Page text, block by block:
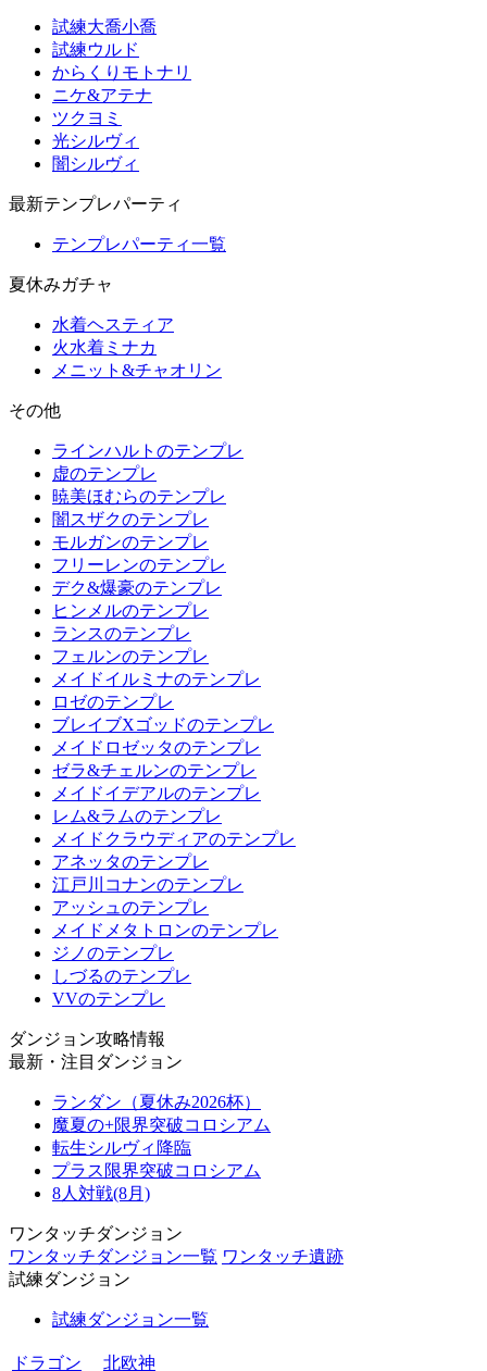
試練大喬小喬
試練ウルド
からくりモトナリ
ニケ&アテナ
ツクヨミ
光シルヴィ
闇シルヴィ
最新テンプレパーティ
テンプレパーティ一覧
夏休みガチャ
水着ヘスティア
火水着ミナカ
メニット&チャオリン
その他
ラインハルトのテンプレ
虚のテンプレ
暁美ほむらのテンプレ
闇スザクのテンプレ
モルガンのテンプレ
フリーレンのテンプレ
デク&爆豪のテンプレ
ヒンメルのテンプレ
ランスのテンプレ
フェルンのテンプレ
メイドイルミナのテンプレ
ロゼのテンプレ
ブレイブXゴッドのテンプレ
メイドロゼッタのテンプレ
ゼラ&チェルンのテンプレ
メイドイデアルのテンプレ
レム&ラムのテンプレ
メイドクラウディアのテンプレ
アネッタのテンプレ
江戸川コナンのテンプレ
アッシュのテンプレ
メイドメタトロンのテンプレ
ジノのテンプレ
しづるのテンプレ
VVのテンプレ
ダンジョン攻略情報
最新・注目ダンジョン
ランダン（夏休み2026杯）
魔夏の+限界突破コロシアム
転生シルヴィ降臨
プラス限界突破コロシアム
8人対戦(8月)
ワンタッチダンジョン
ワンタッチダンジョン一覧 ワンタッチ遺跡
試練ダンジョン
試練ダンジョン一覧
ドラゴン 北欧神